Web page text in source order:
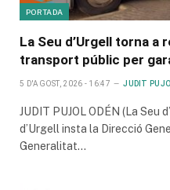
PORTADA
La Seu d’Urgell torna a
transport públic per
5 D'AGOST, 2026 - 16:47 JUDIT
JUDIT PUJOL ODÉN (La Seu
d’Urgell insta la Direcció
Generalitat…